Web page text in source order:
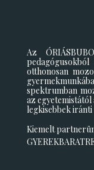
Az
otthonosan
spektrumban
az egyetemistától
legkisebbek
Kiemelt